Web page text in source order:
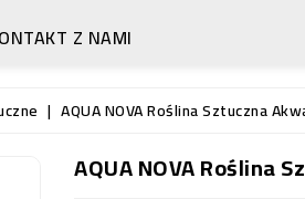
Z NAMI
AQUA NOVA Roślina Sztuczna
AQUA NOVA Roślina